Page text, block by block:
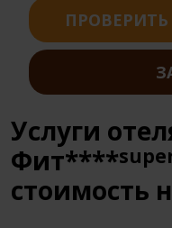
Услуги
Фит****
стоимость